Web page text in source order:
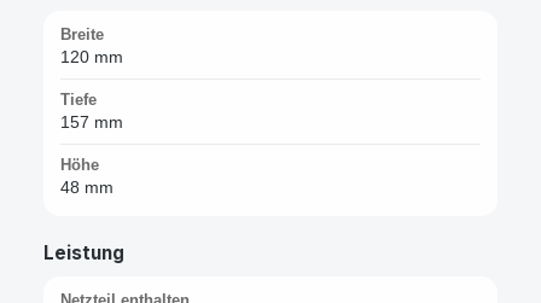
Breite
120 mm
Tiefe
157 mm
Höhe
48 mm
Leistung